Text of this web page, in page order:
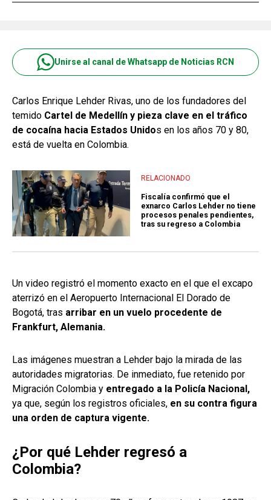
Unirse al canal de Whatsapp de Noticias RCN
Carlos Enrique Lehder Rivas, uno de los fundadores del
temido Cartel de Medellín y pieza clave en el tráfico
de cocaína hacia Estados Unidos en los años 70 y 80,
está de vuelta en Colombia.
RELACIONADO
Fiscalía confirmó que el
exnarco Carlos Lehder no tiene
procesos penales pendientes,
tras su regreso a Colombia
Un video registró el momento exacto en el que el excapo
aterrizó en el Aeropuerto Internacional El Dorado de
Bogotá, tras arribar en un vuelo procedente de
Frankfurt, Alemania.
Las imágenes muestran a Lehder bajo la mirada de las
autoridades migratorias. De inmediato, fue retenido por
Migración Colombia y entregado a la Policía Nacional,
ya que, según los registros oficiales, en su contra figura
una orden de captura vigente.
¿Por qué Lehder regresó a
Colombia?